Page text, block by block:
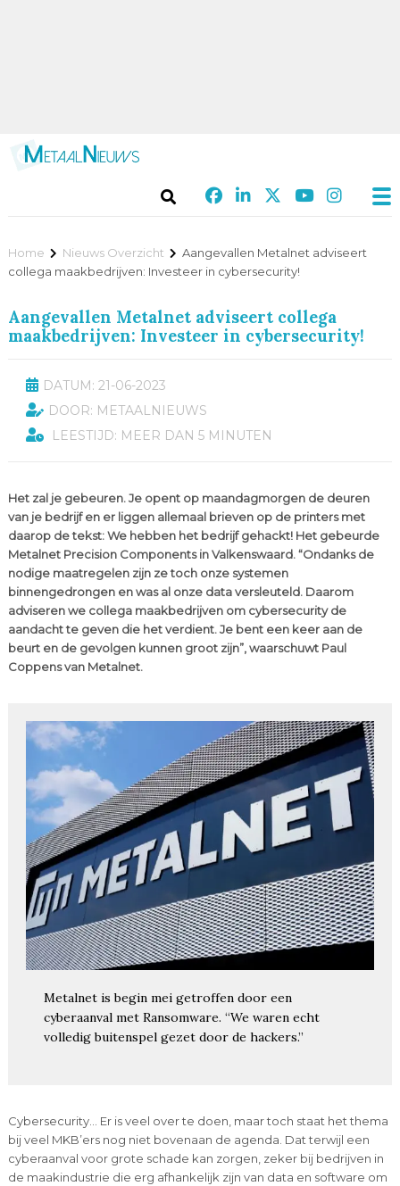
Home Nieuws Overzicht
Aangevallen Metalnet adviseert
collega maakbedrijven: Investeer in cybersecurity!
Aangevallen Metalnet adviseert collega
maakbedrijven: Investeer in cybersecurity!
DATUM: 21-06-2023
DOOR: METAALNIEUWS
LEESTIJD: MEER DAN 5 MINUTEN
Het zal je gebeuren. Je opent op maandagmorgen de deuren
van je bedrijf en er liggen allemaal brieven op de printers met
daarop de tekst: We hebben het bedrijf gehackt! Het gebeurde
Metalnet Precision Components in Valkenswaard. “Ondanks de
nodige maatregelen zijn ze toch onze systemen
binnengedrongen en was al onze data versleuteld. Daarom
adviseren we collega maakbedrijven om cybersecurity de
aandacht te geven die het verdient. Je bent een keer aan de
beurt en de gevolgen kunnen groot zijn”, waarschuwt Paul
Coppens van Metalnet.
Metalnet is begin mei getroffen door een
cyberaanval met Ransomware. “We waren echt
volledig buitenspel gezet door de hackers.”
Cybersecurity… Er is veel over te doen, maar toch staat het thema
bij veel MKB’ers nog niet bovenaan de agenda. Dat terwijl een
cyberaanval voor grote schade kan zorgen, zeker bij bedrijven in
de maakindustrie die erg afhankelijk zijn van data en software om